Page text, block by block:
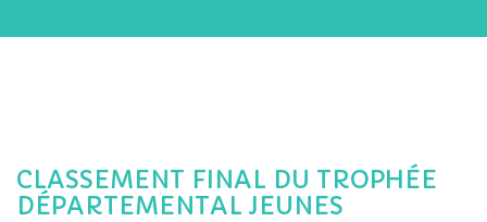
CLASSEMENT FINAL DU TROPHÉE
DÉPARTEMENTAL JEUNES